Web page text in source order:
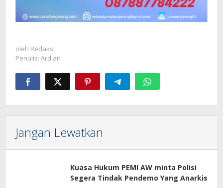
oleh Redaksi
Penulis: Ardian
Jangan Lewatkan
Kuasa Hukum PEMI AW minta Polisi
Segera Tindak Pendemo Yang Anarkis